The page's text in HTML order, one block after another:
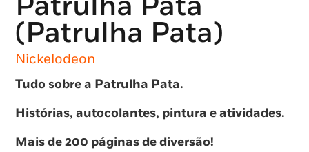
Patrulha Pata
(Patrulha Pata)
Nickelodeon
Tudo sobre a Patrulha Pata.
Histórias, autocolantes, pintura e atividades.
Mais de 200 páginas de diversão!